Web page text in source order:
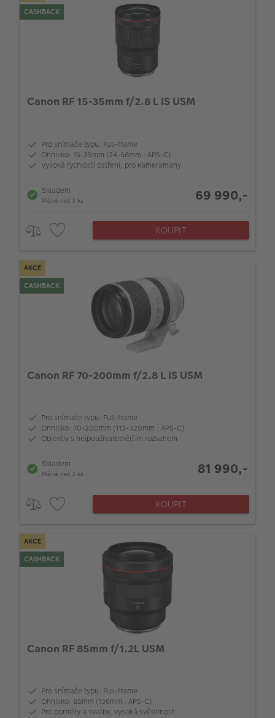
CASHBACK
Canon RF 15-35mm f/2.8 L IS USM
Pro snímače typu: Full-frame
Ohnisko: 15-35mm (24-56mm : APS-C)
Vysoká rychlostí ostření, pro kameramany
Skladem
Méně než 3 ks 69 990,-
KOUPIT
AKCE
CASHBACK
Canon RF 70-200mm f/2.8 L IS USM
Pro snímače typu: Full-frame
Ohnisko: 70-200mm (112-320mm : APS-C)
Objektiv s nejpoužívatelnějším rozsahem
Skladem
Méně než 3 ks 81 990,-
KOUPIT
AKCE
CASHBACK
Canon RF 85mm f/1.2L USM
Pro snímače typu: Full-frame
Ohnisko: 85mm (136mm : APS-C)
Pro portréty a svatby, vysoká světelnost